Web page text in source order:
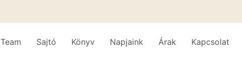
Team Sajtó Könyv Napjaink Árak Kapcsolat